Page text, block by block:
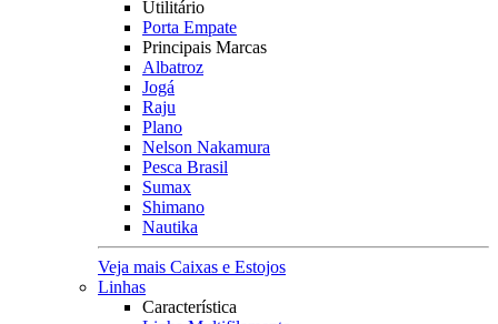
Utilitário
Porta Empate
Principais Marcas
Albatroz
Jogá
Raju
Plano
Nelson Nakamura
Pesca Brasil
Sumax
Shimano
Nautika
Veja mais Caixas e Estojos
Linhas
Característica